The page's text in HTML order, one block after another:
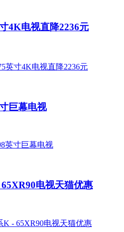
4K电视直降2236元
巨幕电视
电视天猫优惠